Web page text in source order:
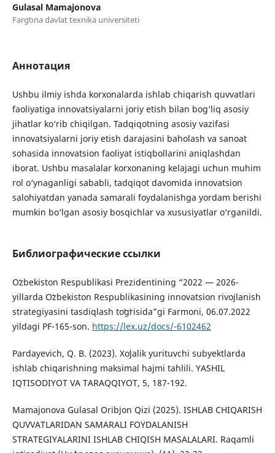
Gulasal Mamajonova
Fargʻona davlat texnika universiteti
Аннотация
Ushbu ilmiy ishda korxonalarda ishlab chiqarish quvvatlari
faoliyatiga innovatsiyalarni joriy etish bilan bog‘liq asosiy
jihatlar ko‘rib chiqilgan. Tadqiqotning asosiy vazifasi
innovatsiyalarni joriy etish darajasini baholash va sanoat
sohasida innovatsion faoliyat istiqbollarini aniqlashdan
iborat. Ushbu masalalar korxonaning kelajagi uchun muhim
rol o‘ynaganligi sababli, tadqiqot davomida innovatsion
salohiyatdan yanada samarali foydalanishga yordam berishi
mumkin bo‘lgan asosiy bosqichlar va xususiyatlar o‘rganildi.
Библиографические ссылки
Oʻzbekiston Respublikasi Prezidentining “2022 — 2026-
yillarda Oʻzbekiston Respublikasining innovatsion rivojlanish
strategiyasini tasdiqlash toʻgʻrisida”gi Farmoni, 06.07.2022
yildagi PF-165-son. https://lex.uz/docs/-6102462
Pardayevich, Q. B. (2023). Xoʻjalik yurituvchi subyektlarda
ishlab chiqarishning maksimal hajmi tahlili. YASHIL
IQTISODIYOT VA TARAQQIYOT, 5, 187-192.
Mamajonova Gulasal Oribjon Qizi (2025). ISHLAB CHIQARISH
QUVVATLARIDAN SAMARALI FOYDALANISH
STRATEGIYALARINI ISHLAB CHIQISH MASALALARI. Raqamli